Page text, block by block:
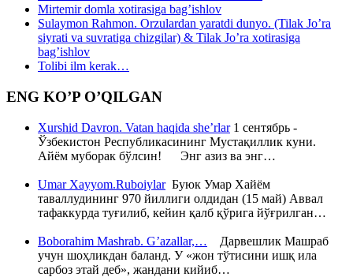
Mirtemir domla xotirasiga bag’ishlov
Sulaymon Rahmon. Orzulardan yaratdi dunyo. (Tilak Jo’ra
siyrati va suvratiga chizgilar) & Tilak Jo’ra xotirasiga
bag’ishlov
Tolibi ilm kerak…
ENG KO’P O’QILGAN
Xurshid Davron. Vatan haqida she’rlar1 сентябрь -
Ўзбекистон Республикасининг Мустақиллик куни.
Айём муборак бўлсин! Энг азиз ва энг…
Umar Xayyom.RuboiylarБуюк Умар Хайём
таваллудининг 970 йиллиги олдидан (15 май) Аввал
тафаккурда туғилиб, кейин қалб қўрига йўғрилган…
Boborahim Mashrab. G’azallar,… Дарвешлик Машраб
учун шоҳликдан баланд. У «жон тўтисини ишқ ила
сарбоз этай деб», жандани кийиб…